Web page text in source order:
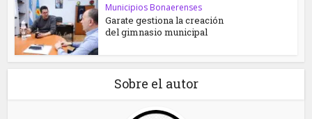
Municipios Bonaerenses
Garate gestiona la creación
del gimnasio municipal
Sobre el autor